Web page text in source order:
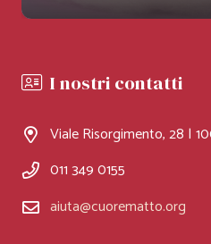
I nostri contatti
Viale Risorgimento, 28 |
011 349 0155
aiuta@cuorematto.org